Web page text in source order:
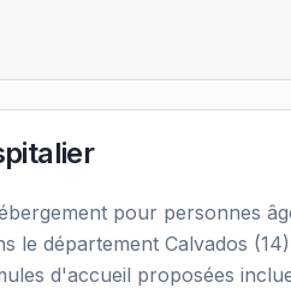
pour personnes
le département Calvados
d'accueil proposées